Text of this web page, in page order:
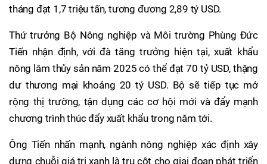
tháng đạt 1,7 triệu tấn, tương đương 2,89 tỷ USD.
Thứ trưởng Bộ Nông nghiệp và Môi trường Phùng Đức
Tiến nhận định, với đà tăng trưởng hiện tại, xuất khẩu
nông lâm thủy sản năm 2025 có thể đạt 70 tỷ USD, thặng
dư thương mại khoảng 20 tỷ USD. Bộ sẽ tiếp tục mở
rộng thị trường, tận dụng các cơ hội mới và đẩy mạnh
chương trình thúc đẩy xuất khẩu trong năm tới.
Ông Tiến nhấn mạnh, ngành nông nghiệp xác định xây
dựng chuỗi giá trị xanh là trụ cột cho giai đoạn phát triển